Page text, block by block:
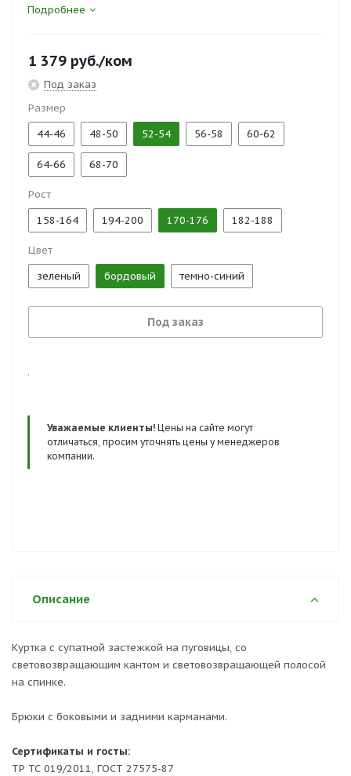
полосой на спинке.
Сертификаты и госты:
ТР ТС 019/2011, ГОСТ 27575-87
Подробнее
1 379 руб./ком
Под заказ
Размер
44-46
48-50 52-54 56-58 60-62
64-66 68-70
Рост
158-164
194-200 170-176 182-188
Цвет
зеленый
бордовый темно-синий
Под заказ
.
Уважаемые клиенты! Цены на сайте могут
отличаться, просим уточнять цены у менеджеров
компании.
Описание
Куртка с супатной застежкой на пуговицы, со
световозвращающим кантом и световозвращающей полосой
на спинке.
Брюки с боковыми и задними карманами.
Сертификаты и госты:
ТР ТС 019/2011, ГОСТ 27575-87